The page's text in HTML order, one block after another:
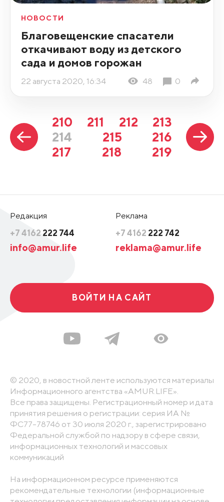
НОВОСТИ
Благовещенские спасатели
откачивают воду из детского
сада и домов горожан
22 августа 2020, 16:34 48 0
210 211 212
213
214
215
216
217
218 219
Редакция
+7 4162 222 744
info@amur.life
Реклама
+7 4162 222 742
reklama@amur.life
ВОЙТИ НА САЙТ
© 2020, в новостной ленте используются материалы
Информационного агентства «AMUR.LIFE».
Все права защищены. Регистрационный номер и дата
принятия решения о регистрации: серия ИА №
ФС77-78746 от 30 июля 2020 г., зарегистрировано
Федеральной службой по надзору в сфере связи,
информационных технологий и массовых
коммуникаций
На информационном ресурсе применяются
рекомендательные технологии (информационные